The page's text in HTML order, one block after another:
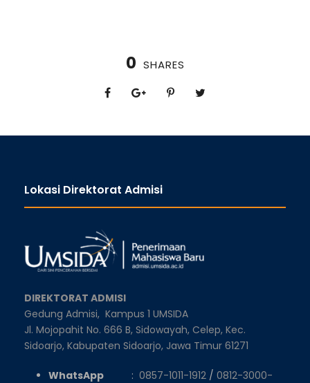
0 SHARES
Lokasi Direktorat Admisi
DIREKTORAT ADMISI
Gedung Admisi, Kampus 1 UMSIDA
Jl. Mojopahit No. 666 B, Sidowayah, Celep, Kec.
Sidoarjo, Kabupaten Sidoarjo, Jawa Timur 61271
WhatsApp : 0857-1011-1912 / 0812-3000-